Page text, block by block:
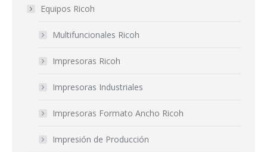
Equipos Ricoh
Multifuncionales Ricoh
Impresoras Ricoh
Impresoras Industriales
Impresoras Formato Ancho Ricoh
Impresión de Producción